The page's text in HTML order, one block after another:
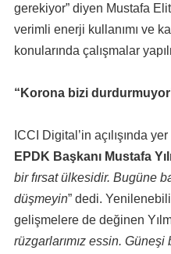
gerekiyor” diyen Mustafa
verimli enerji kullanımı ve
konularında çalışmalar
“Korona bizi
ICCI Digital’in açılışında
EPDK Başkanı Mustafa
bir fırsat ülkesidir. Bugüne
düşmeyin” dedi.
gelişmelere de değinen
rüzgarlarımız essin.